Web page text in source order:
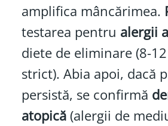
amplifica mâncărimea.
testarea pentru alergii
diete de eliminare (8-
strict). Abia apoi, dacă
persistă, se confirmă
atopică(alergii de